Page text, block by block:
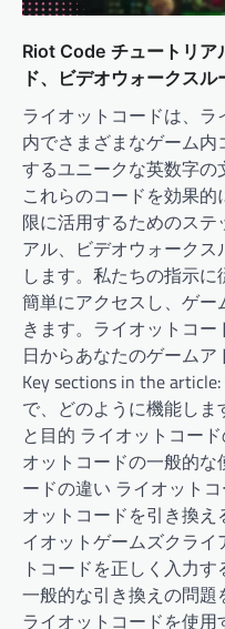
Riot Code チュートリア
ド、ビデオウォークス
ライオットコードは、
内でさまざまなゲーム
するユニークな英数字の
これらのコードを効果
限に活用するためのステ
アル、ビデオウォーク
します。私たちの指示
簡単にアクセスし、ゲ
きます。ライオットコ
日からあなたのゲームア
Key sections in the
で、どのように機能し
と目的 ライオットコー
オットコードの一般的な
ードの違い ライオット
オットコードを引き換
イオットゲームズクラ
トコードを正しく入力
一般的な引き換えの問
ライオットコードを使